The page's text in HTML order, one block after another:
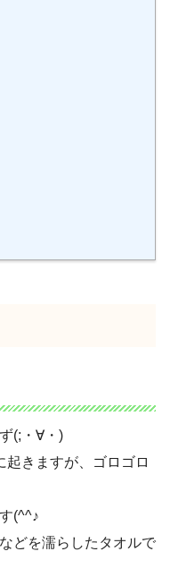
(;・∀・)
きますが、ゴロゴロ
(^^♪
どを濡らしたタオルで